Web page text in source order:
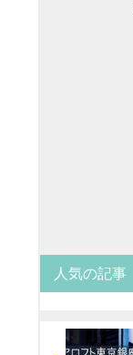
人気の記事